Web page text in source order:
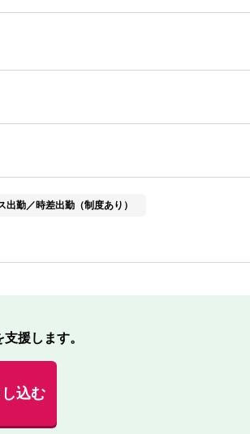
出勤／時差出勤（制度あり）
援します。
込む